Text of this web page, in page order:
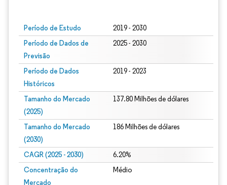
Período de Estudo 2019 - 2030
Período de Dados de
Previsão
2025 - 2030
Período de Dados
Históricos
2019 - 2023
Tamanho do Mercado
(2025)
137.80 Milhões de dólares
Tamanho do Mercado
(2030)
186 Milhões de dólares
CAGR (2025 - 2030) 6.20%
Concentração do
Mercado
Médio